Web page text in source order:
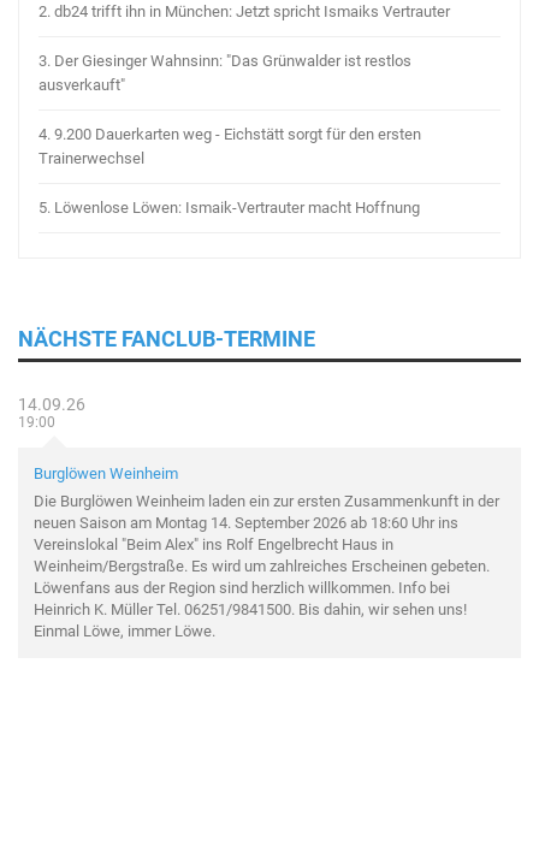
2. db24 trifft ihn in München: Jetzt spricht Ismaiks Vertrauter
3. Der Giesinger Wahnsinn: "Das Grünwalder ist restlos
ausverkauft"
4. 9.200 Dauerkarten weg - Eichstätt sorgt für den ersten
Trainerwechsel
5. Löwenlose Löwen: Ismaik-Vertrauter macht Hoffnung
NÄCHSTE FANCLUB-TERMINE
14.09.26
19:00
Burglöwen Weinheim
Die Burglöwen Weinheim laden ein zur ersten Zusammenkunft in der
neuen Saison am Montag 14. September 2026 ab 18:60 Uhr ins
Vereinslokal "Beim Alex" ins Rolf Engelbrecht Haus in
Weinheim/Bergstraße. Es wird um zahlreiches Erscheinen gebeten.
Löwenfans aus der Region sind herzlich willkommen. Info bei
Heinrich K. Müller Tel. 06251/9841500. Bis dahin, wir sehen uns!
Einmal Löwe, immer Löwe.